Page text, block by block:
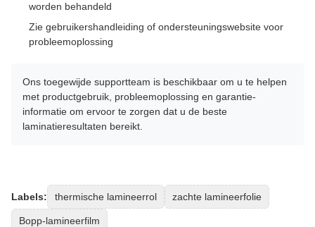
worden behandeld
Zie gebruikershandleiding of ondersteuningswebsite voor
probleemoplossing
Ons toegewijde supportteam is beschikbaar om u te helpen
met productgebruik, probleemoplossing en garantie-
informatie om ervoor te zorgen dat u de beste
laminatieresultaten bereikt.
Labels: thermische lamineerrol zachte lamineerfolie
Bopp-lamineerfilm